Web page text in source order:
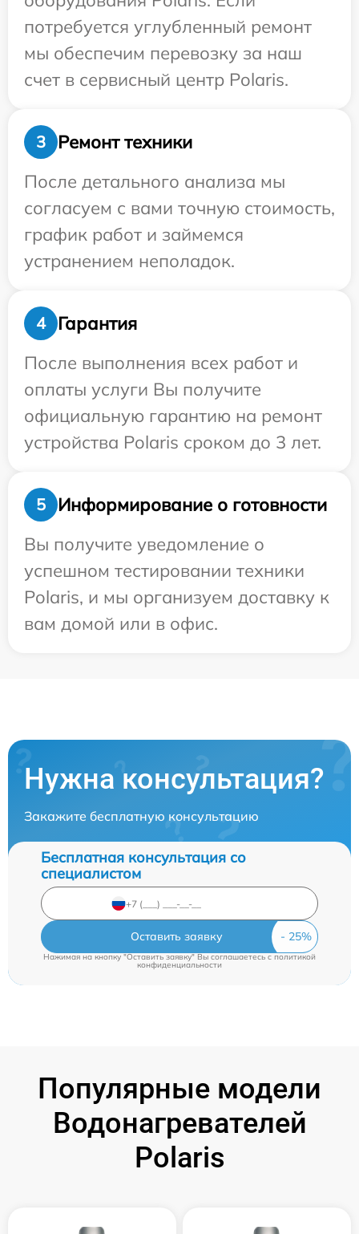
потребуется углубленный ремонт
мы обеспечим перевозку за наш
счет в сервисный центр Polaris.
3
Ремонт техники
После детального анализа мы
согласуем с вами точную стоимость,
график работ и займемся
устранением неполадок.
4
Гарантия
После выполнения всех работ и
оплаты услуги Вы получите
официальную гарантию на ремонт
устройства Polaris сроком до 3 лет.
5
Информирование о готовности
Вы получите уведомление о
успешном тестировании техники
Polaris, и мы организуем доставку к
вам домой или в офис.
Нужна консультация?
Закажите бесплатную консультацию
Бесплатная консультация со
специалистом
Оставить заявку
Нажимая на кнопку "Оставить заявку" Вы соглашаетесь cполитикой
конфиденциальности
Популярные модели
Водонагревателей
Polaris